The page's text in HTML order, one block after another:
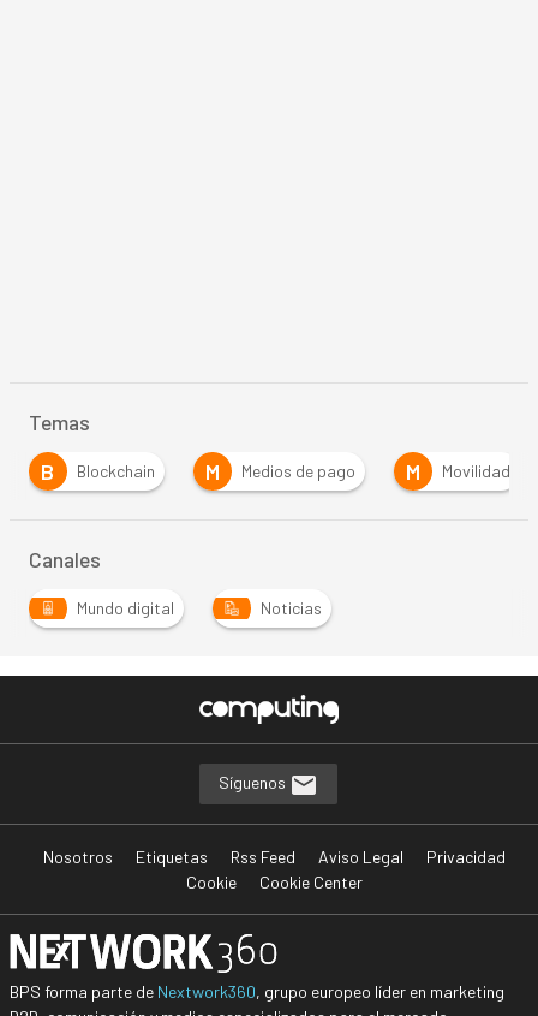
Temas
B
Blockchain M Medios de pago M Movilidad
Canales
Mundo digital Noticias
Síguenos
Nosotros Etiquetas Rss Feed Aviso Legal
Privacidad
Cookie
Cookie Center
BPS forma parte de Nextwork360, grupo europeo líder en marketing